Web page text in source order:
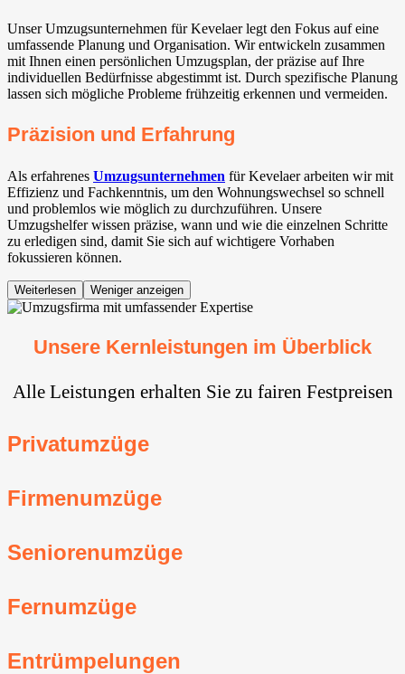
Unser Umzugsunternehmen für Kevelaer legt den Fokus auf eine
umfassende Planung und Organisation. Wir entwickeln zusammen
mit Ihnen einen persönlichen Umzugsplan, der präzise auf Ihre
individuellen Bedürfnisse abgestimmt ist. Durch spezifische Planung
lassen sich mögliche Probleme frühzeitig erkennen und vermeiden.
Präzision und Erfahrung
Als erfahrenes Umzugsunternehmen für Kevelaer arbeiten wir mit
Effizienz und Fachkenntnis, um den Wohnungswechsel so schnell
und problemlos wie möglich zu durchzuführen. Unsere
Umzugshelfer wissen präzise, wann und wie die einzelnen Schritte
zu erledigen sind, damit Sie sich auf wichtigere Vorhaben
fokussieren können.
Weiterlesen Weniger anzeigen
Unsere Kernleistungen im Überblick
Alle Leistungen erhalten Sie zu fairen Festpreisen
Privatumzüge
Firmenumzüge
Seniorenumzüge
Fernumzüge
Entrümpelungen